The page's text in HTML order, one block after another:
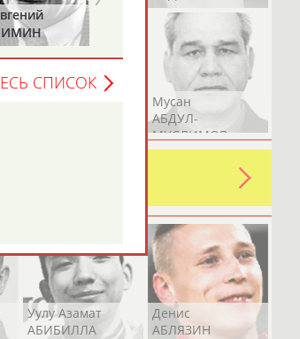
Мусан
АБДУЛ-
МУСЛИМОВ
в уже
Уулу Азамат
АБИБИЛЛА
Денис
АБЛЯЗИН
Николай
АВИЛОВ
СПИСОК